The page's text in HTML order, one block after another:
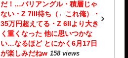
だ！…バリアングル・積層じゃ
ない・Z 7III待ち（←これ俺）・
35万円超えてる・Z 6IIより大き
く重くなった 他に思いつかな
い…なるほど とにかく6月17日
が楽しみだねw 158 views